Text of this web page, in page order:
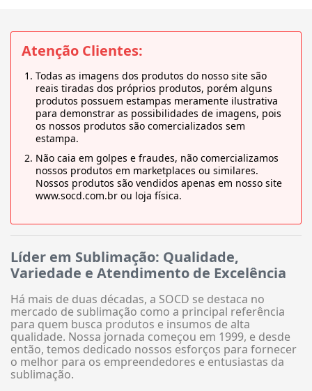
Atenção Clientes:
Todas as imagens dos produtos do nosso site são
reais tiradas dos próprios produtos, porém alguns
produtos possuem estampas meramente ilustrativa
para demonstrar as possibilidades de imagens, pois
os nossos produtos são comercializados sem
estampa.
Não caia em golpes e fraudes, não comercializamos
nossos produtos em marketplaces ou similares.
Nossos produtos são vendidos apenas em nosso site
www.socd.com.br ou loja física.
Líder em Sublimação: Qualidade,
Variedade e Atendimento de Excelência
Há mais de duas décadas, a SOCD se destaca no
mercado de sublimação como a principal referência
para quem busca produtos e insumos de alta
qualidade. Nossa jornada começou em 1999, e desde
então, temos dedicado nossos esforços para fornecer
o melhor para os empreendedores e entusiastas da
sublimação.